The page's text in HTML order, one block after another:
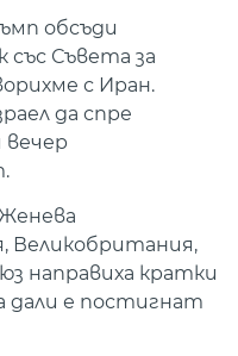
обсъди
със Съвета за
с Иран.
да спре
направиха кратки
дали е постигнат